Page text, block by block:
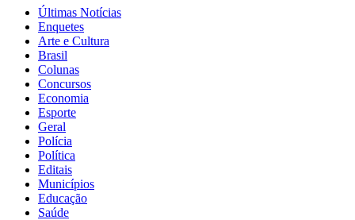
Últimas Notícias
Enquetes
Arte e Cultura
Brasil
Colunas
Concursos
Economia
Esporte
Geral
Polícia
Política
Editais
Municípios
Educação
Saúde